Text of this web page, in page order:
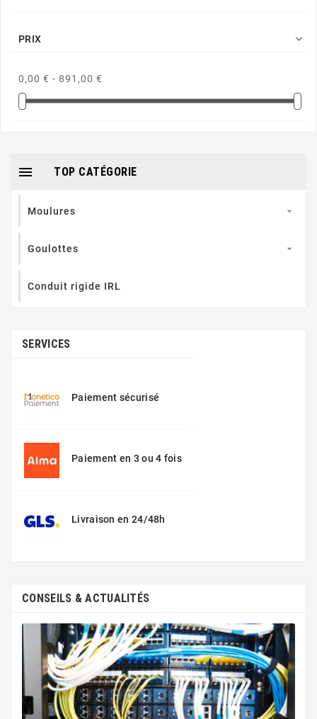
PRIX 
0,00 € - 891,00 €
TOP CATÉGORIE

Moulures 
Goulottes 
Conduit rigide IRL
SERVICES
Paiement sécurisé
Paiement en 3 ou 4 fois
Livraison en 24/48h
CONSEILS & ACTUALITÉS